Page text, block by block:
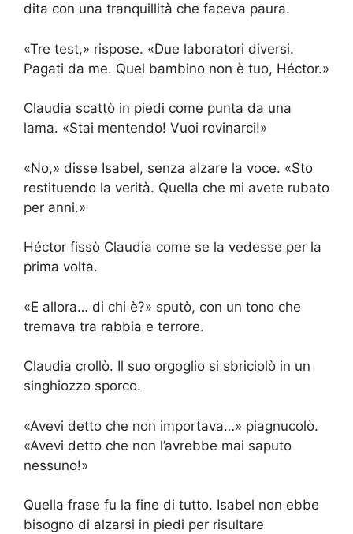
dita con una tranquillità che faceva paura.
«Tre test,» rispose. «Due laboratori diversi.
Pagati da me. Quel bambino non è tuo, Héctor.»
Claudia scattò in piedi come punta da una
lama. «Stai mentendo! Vuoi rovinarci!»
«No,» disse Isabel, senza alzare la voce. «Sto
restituendo la verità. Quella che mi avete rubato
per anni.»
Héctor fissò Claudia come se la vedesse per la
prima volta.
«E allora… di chi è?» sputò, con un tono che
tremava tra rabbia e terrore.
Claudia crollò. Il suo orgoglio si sbriciolò in un
singhiozzo sporco.
«Avevi detto che non importava…» piagnucolò.
«Avevi detto che non l’avrebbe mai saputo
nessuno!»
Quella frase fu la fine di tutto. Isabel non ebbe
bisogno di alzarsi in piedi per risultare